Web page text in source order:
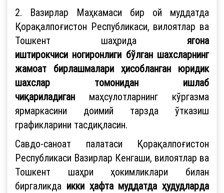
2. Вазирлар Маҳкамаси бир ой муддатда
Қорақалпоғистон Республикаси, вилоятлар ва
Тошкент шаҳрида ягона
иштирокчиси ногиронлиги бўлган шахсларнинг
жамоат бирлашмалари ҳисобланган юридик
шахслар томонидан ишлаб
чиқариладиган маҳсулотларнинг кўргазма
ярмаркасини доимий тарзда ўтказиш
графикларини тасдиқласин.
Савдо-саноат палатаси Қорақалпоғистон
Республикаси Вазирлар Кенгаши, вилоятлар ва
Тошкент шаҳри ҳокимликлари билан
биргаликда икки ҳафта муддатда ҳудудларда